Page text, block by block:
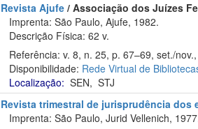
Revista Ajufe / Associação dos Juízes
Imprenta: São Paulo, Ajufe, 1982.
Descrição Física: 62 v.
Referência: v. 8, n. 25, p. 67–69, set./
Disponibilidade: Rede Virtual de
Localização: SEN, STJ
Revista trimestral de jurisprudência dos
Imprenta: São Paulo, Jurid Vellenich,